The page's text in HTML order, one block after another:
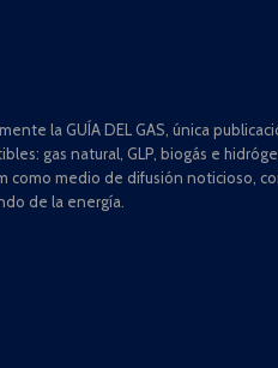
la GUÍA DEL GAS, única
gas natural, GLP, biogás e
como medio de difusión noticioso,
de la energía.